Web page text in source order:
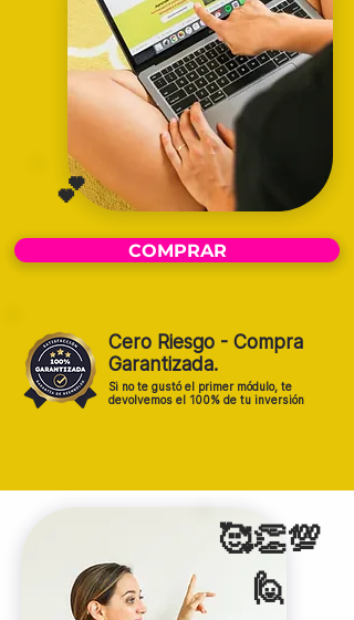
🥰👏💯
🙋
💕
Cero Riesgo - Compra
Garantizada.
Si no te gustó el primer módulo, te
devolvemos el 100% de tu inversión
COMPRAR